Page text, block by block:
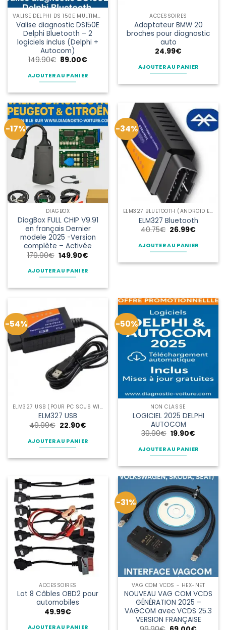
VALISE DELPHI DS 150E MULTIMARQUES
Valise diagnostic DS150E
Delphi Bluetooth – 2
logiciels inclus (Delphi +
Autocom)
149.90€ Le
initial
était :
149.90€.
89.00€Le
actuel
est :
AJOUTER AU PANIER
ACCESSOIRES
Adaptateur BMW 20
broches pour diagnostic
auto
24.99€
AJOUTER AU PANIER
-17%
DIAGBOX
DiagBox FULL CHIP V9.91
en français Dernier
modele 2025 -Version
complète – Activée
179.90€ Le
initial
était :
149.90€Le
actuel
est :
AJOUTER AU PANIER
-34%
ELM327 BLUETOOTH (ANDROID ET WINDOWS)
ELM327 Bluetooth
40.75€ Le
initial
était :
26.99€Le
actuel
est :
AJOUTER AU PANIER
-54%
ELM327 USB (POUR PC SOUS WINDOWS)
ELM327 USB
49.99€ Le
initial
était :
49.99€.
22.90€Le
actuel
est :
AJOUTER AU PANIER
-50%
NON CLASSÉ
LOGICIEL 2025 DELPHI
AUTOCOM
39.90€ Le
initial
était :
39.90€.
19.90€Le
actuel
est :
AJOUTER AU PANIER
ACCESSOIRES
Lot 8 Câbles OBD2 pour
automobiles
49.99€
AJOUTER AU PANIER
-31%
VAG COM VCDS - HEX-NET
NOUVEAU VAG COM VCDS
GÉNÉRATION 2025 –
VAGCOM avec VCDS 25.3
VERSION FRANÇAISE